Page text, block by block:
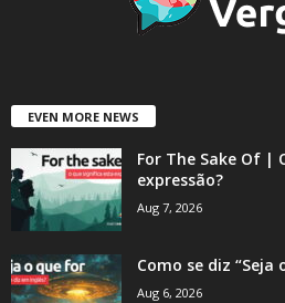
EVEN MORE NEWS
For The Sake Of |
expressão?
Aug 7, 2026
Como se diz “Seja
Aug 6, 2026